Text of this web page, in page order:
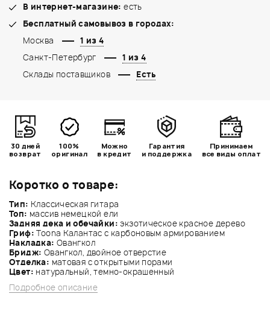
Коротко о товаре:
Тип: Классическая гитара
Топ: массив немецкой ели
Задняя дека и обечайки: экзотическое красное дерево
Гриф: Toona Калантас с карбоновым армированием
Накладка: Овангкол
Бридж: Овангкол, двойное отверстие
Отделка: матовая с открытыми порами
Цвет: натуральный, темно-окрашенный
Подробное описание
В интернет-магазине: есть
Бесплатный самовывоз в городах:
Москва
1 из 4
Санкт-Петербург
1 из 4
Склады поставщиков
Есть
30 дней
возврат
100%
оригинал
Можно
в кредит
Гарантия
и поддержка
Принимаем
все виды оплат